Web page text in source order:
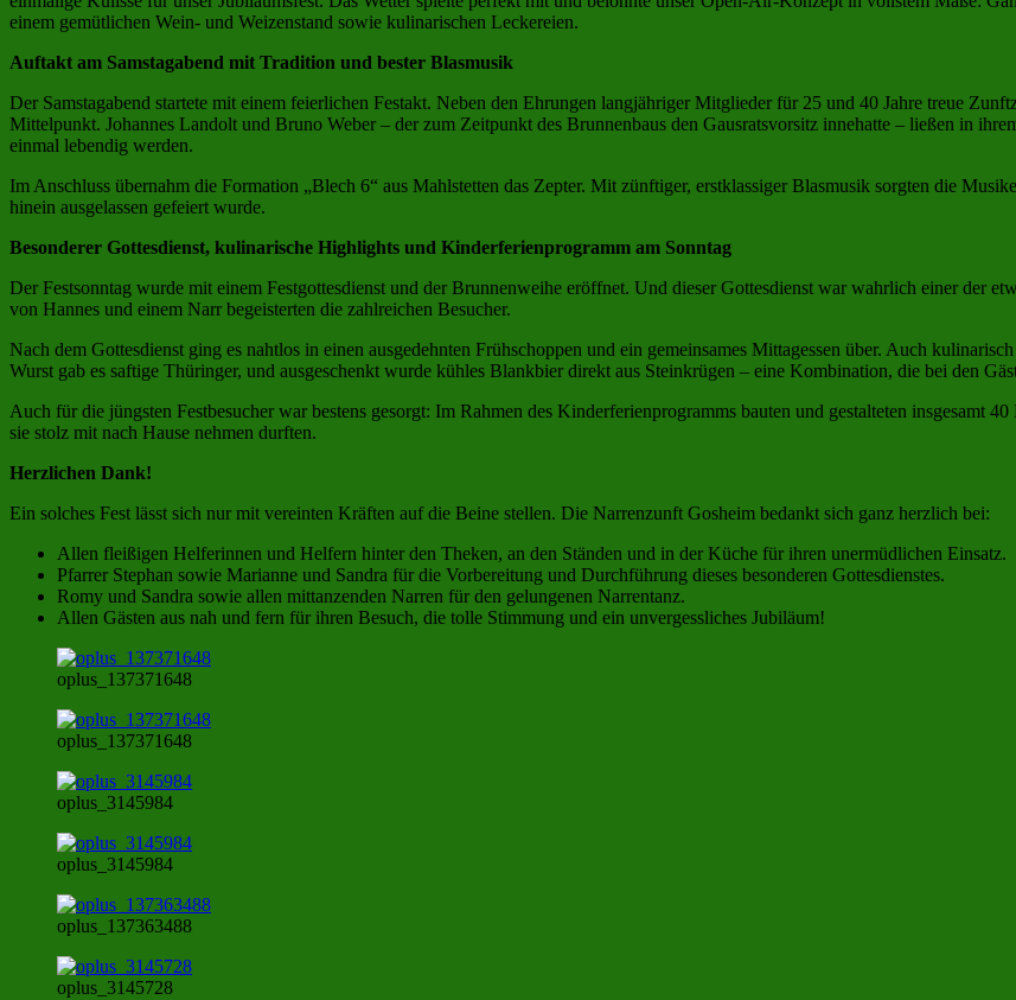
einem gemütlichen Wein- und Weizenstand sowie kulinarischen Leckereien.
Auftakt am Samstagabend mit Tradition und bester Blasmusik
Der Samstagabend startete mit einem feierlichen Festakt. Neben den Ehrungen langjähriger Mitglieder für 25 und 40 Jahre treue
Mittelpunkt. Johannes Landolt und Bruno Weber – der zum Zeitpunkt des Brunnenbaus den Gausratsvorsitz innehatte – ließen in
einmal lebendig werden.
Im Anschluss übernahm die Formation „Blech 6“ aus Mahlstetten das Zepter. Mit zünftiger, erstklassiger Blasmusik sorgten die
hinein ausgelassen gefeiert wurde.
Besonderer Gottesdienst, kulinarische Highlights und Kinderferienprogramm am Sonntag
Der Festsonntag wurde mit einem Festgottesdienst und der Brunnenweihe eröffnet. Und dieser Gottesdienst war wahrlich einer der
von Hannes und einem Narr begeisterten die zahlreichen Besucher.
Nach dem Gottesdienst ging es nahtlos in einen ausgedehnten Frühschoppen und ein gemeinsames Mittagessen über. Auch
Wurst gab es saftige Thüringer, und ausgeschenkt wurde kühles Blankbier direkt aus Steinkrügen – eine Kombination, die bei den
Auch für die jüngsten Festbesucher war bestens gesorgt: Im Rahmen des Kinderferienprogramms bauten und gestalteten insgesamt
sie stolz mit nach Hause nehmen durften.
Herzlichen Dank!
Ein solches Fest lässt sich nur mit vereinten Kräften auf die Beine stellen. Die Narrenzunft Gosheim bedankt sich ganz herzlich bei:
Allen fleißigen Helferinnen und Helfern hinter den Theken, an den Ständen und in der Küche für ihren unermüdlichen Einsatz.
Pfarrer Stephan sowie Marianne und Sandra für die Vorbereitung und Durchführung dieses besonderen Gottesdienstes.
Romy und Sandra sowie allen mittanzenden Narren für den gelungenen Narrentanz.
Allen Gästen aus nah und fern für ihren Besuch, die tolle Stimmung und ein unvergessliches Jubiläum!
oplus_137371648
oplus_137371648
oplus_3145984
oplus_3145984
oplus_137363488
oplus_3145728